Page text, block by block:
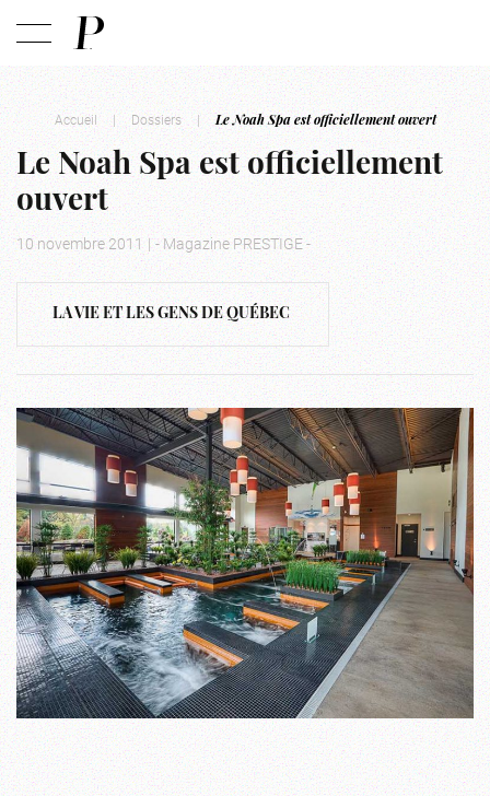
Accueil | Dossiers | Le Noah Spa est officiellement ouvert
Le Noah Spa est officiellement
ouvert
10 novembre 2011 | - Magazine PRESTIGE -
LA VIE ET LES GENS DE QUÉBEC